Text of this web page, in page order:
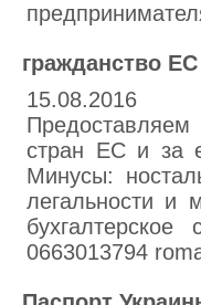
гражданство ЕС
15.08.2016
стран ЕС и за
Минусы:
легальности и
0663013794